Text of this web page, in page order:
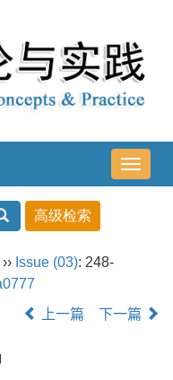
导
航
›› Issue (03): 248-
上一篇 下一篇